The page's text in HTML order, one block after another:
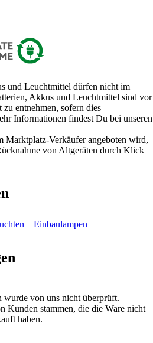
und Leuchtmittel dürfen nicht im
Akkus und Leuchtmittel sind vor
zu entnehmen, sofern dies
Informationen findest Du bei unseren
Marktplatz-Verkäufer angeboten wird,
von Altgeräten durch Klick
Einbaulampen
von uns nicht überprüft.
Kunden stammen, die die Ware nicht
haben.